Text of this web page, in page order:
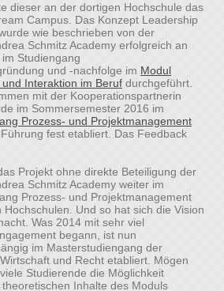
dieser an der dortigen Hochschule das
Campus. Das Konzept Leadership
wie beschrieben von der
Schmitz Academy erfolgreich an
Studiengang
und -nachfolge im Modul
Interaktion im Beruf durchgeführt.
mit der Kooperationspartnerin
im Sommersemester 2016 im
Prozess- und Projektmanagement
fest etabliert. Das Feedback
Projekt ohne direkte Beteiligung der
Schmitz Academy weiter im
Prozess- und Projektmanagement
Hochschulen. Und so hat sich die Vision
Was 2014 mit sehr viel
begann, ist nun
im Masterstudiengang der
und Recht etabliert. Mögen
Studierende die Möglichkeit
Inhalte des Moduls